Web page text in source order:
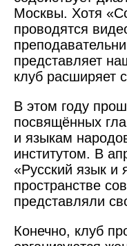
Москвы. Хотя
проводятся
представляет
клуб расширяет
В этом году
посвящённых
и языкам
институтом. В
«Русский язык и
пространстве
представляли
Конечно, клуб